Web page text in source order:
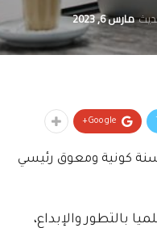
مارس 6, 2023
Google+
كونية ومعوق رئيسي
بالتطور والإبداع،